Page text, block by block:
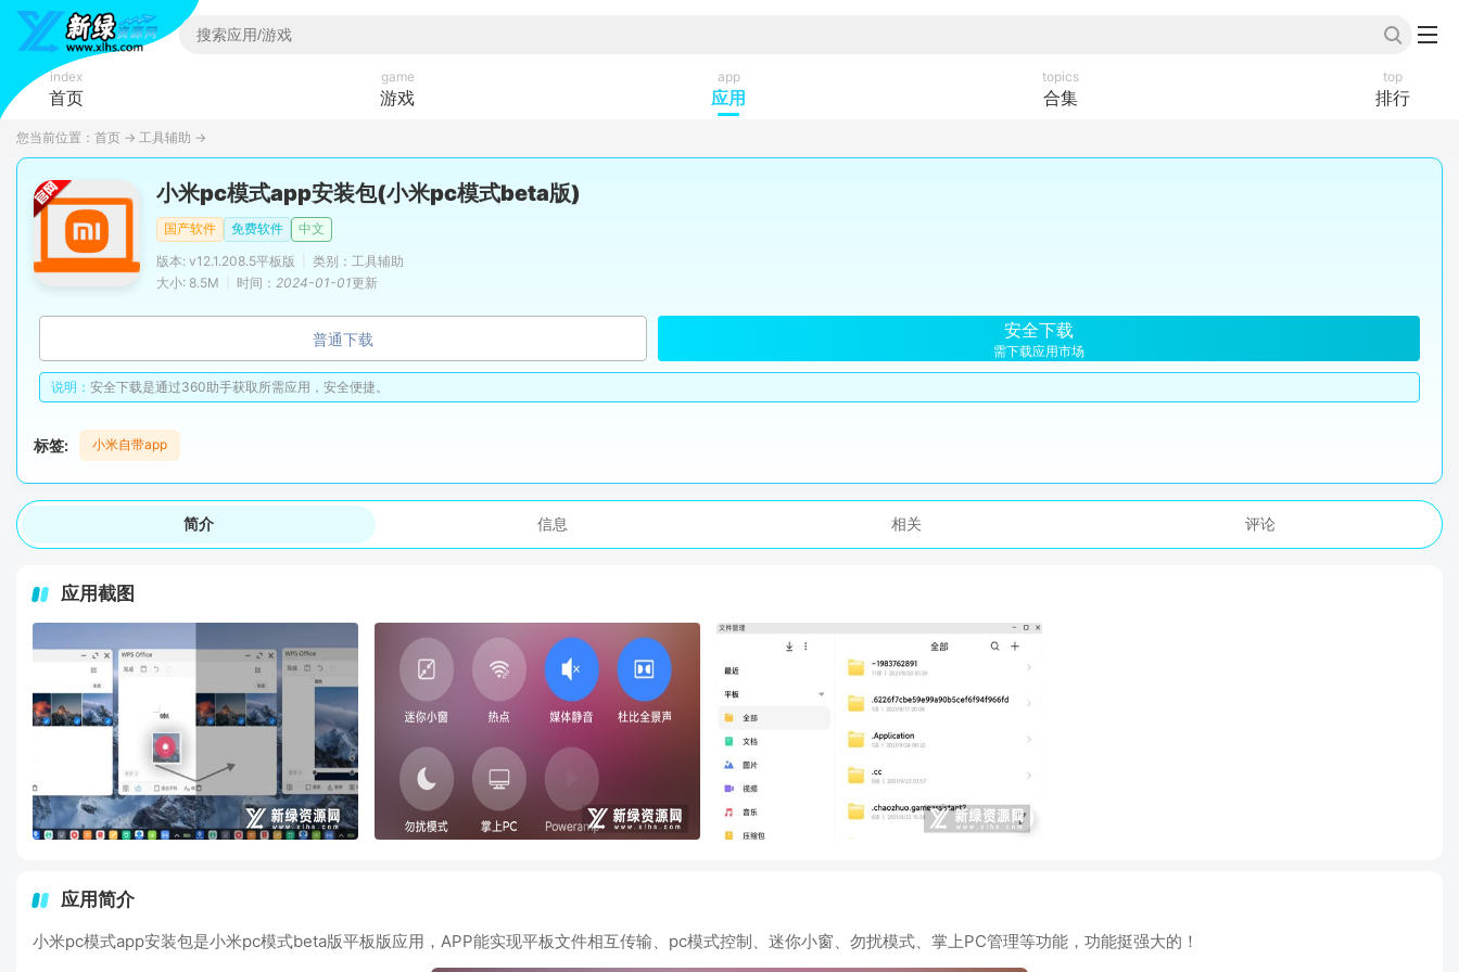
index
首页
game
游戏
app
应用
topics
合集
top
排行
您当前位置： 首页 → 工具辅助 →
小米pc模式app安装包(小米pc模式beta版)
国产软件 免费软件
中文
版本: v12.1.208.5平板版
类别：工具辅助
大小: 8.5M
时间： 2024-01-01更新
普通下载 安全下载
需下载应用市场
说明： 安全下载是通过360助手获取所需应用，安全便捷。
标签: 小米自带app
简介 信息 相关 评论
应用截图
应用简介
小米pc模式app安装包是小米pc模式beta版平板版应用，APP能实现平板文件相互传输、pc模式控制、迷你小窗、勿扰模式、掌上PC管理等功能，功能挺强大的！